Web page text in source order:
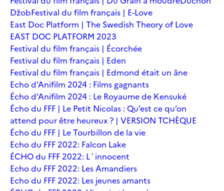
DžobFestival du film français | E-Love
East Doc Platform | The Swedish Theory of Love
EAST DOC PLATFORM 2023
Festival du film français | Écorchée
Festival du film français | Eden
Festival du film français | Edmond était un âne
Echo d'Anifilm 2024 : Films gagnants
Écho d'Anifilm 2024 : Le Royaume de Kensuké
Écho du FFF | Le Petit Nicolas : Qu’est ce qu’on
attend pour être heureux ? | VERSION TCHÈQUE
Écho du FFF | Le Tourbillon de la vie
Echo du FFF 2022: Falcon Lake
ÉCHO du FFF 2022: L´innocent
Echo du FFF 2022: Les Amandiers
Echo du FFF 2022: Les jeunes amants